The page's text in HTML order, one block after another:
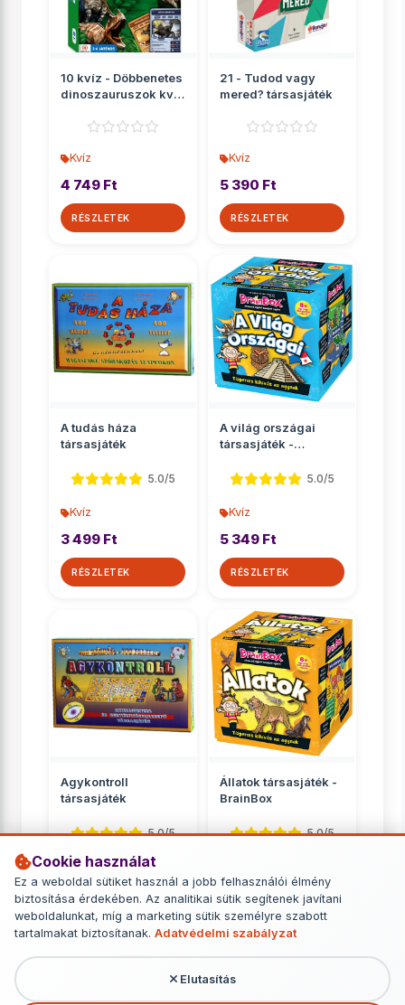
Cookie használat
Ez a weboldal sütiket használ a jobb felhasználói élmény
biztosítása érdekében. Az analitikai sütik segítenek javítani
weboldalunkat, míg a marketing sütik személyre szabott
tartalmakat biztosítanak. Adatvédelmi szabályzat
Elutasítás
10 kvíz - Döbbenetes
dinoszauruszok kvíz
Kvíz
4 749 Ft
RÉSZLETEK
21 - Tudod vagy
mered? társasjáték
Kvíz
5 390 Ft
RÉSZLETEK
A tudás háza
társasjáték
5.0/5
Kvíz
3 499 Ft
RÉSZLETEK
A világ országai
társasjáték -
5.0/5
Kvíz
5 349 Ft
RÉSZLETEK
Agykontroll
társasjáték
5.0/5
Kvíz
3 499 Ft
RÉSZLETEK
Állatok társasjáték -
BrainBox
5.0/5
5 649 Ft
RÉSZLETEK